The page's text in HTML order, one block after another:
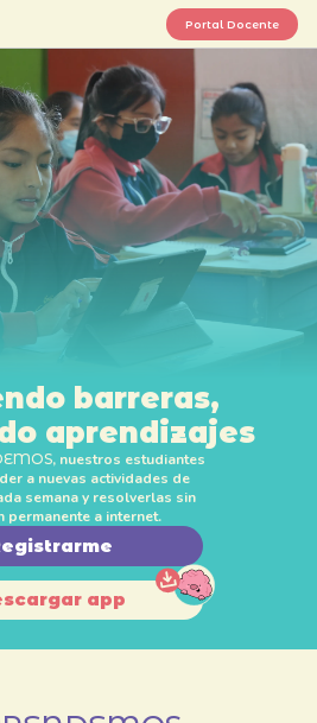
Portal Docente
barreras,
aprendizajes
, nuestros estudiantes
a nuevas actividades de
semana y resolverlas sin
permanente a internet.
app